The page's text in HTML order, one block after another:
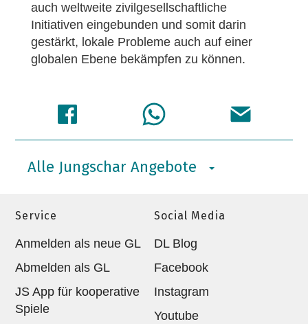
auch weltweite zivilgesellschaftliche
Initiativen eingebunden und somit darin
gestärkt, lokale Probleme auch auf einer
globalen Ebene bekämpfen zu können.
Alle Jungschar Angebote
Service
Anmelden als neue GL
Abmelden als GL
JS App für kooperative
Spiele
Social Media
DL Blog
Facebook
Instagram
Youtube